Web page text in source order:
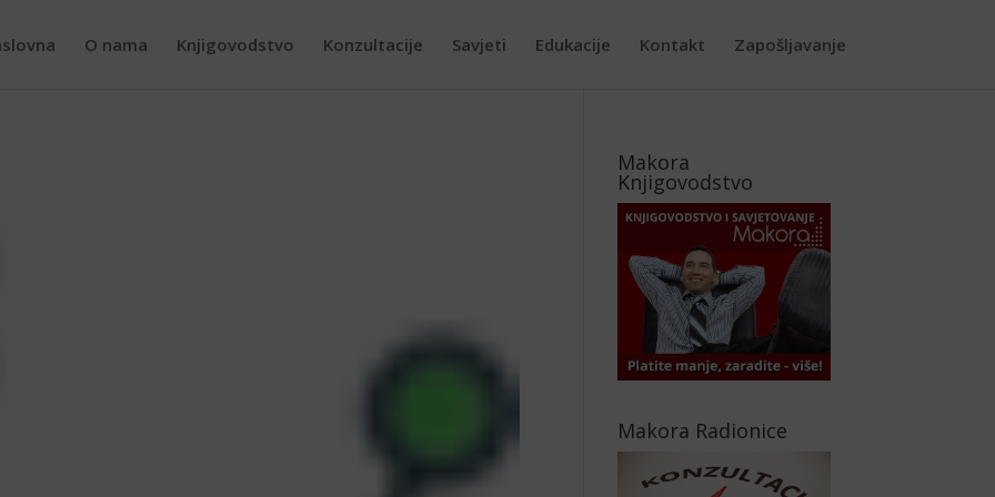
O nama Knjigovodstvo Konzultacije Savjeti Edukacije Kontakt Zapošljavanje
Makora
Knjigovodstvo
Makora Radionice